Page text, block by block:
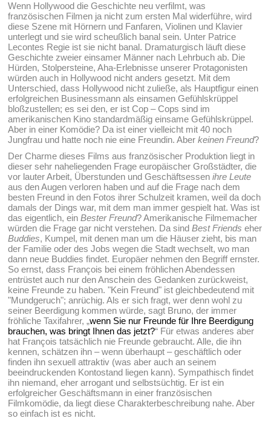
Wenn Hollywood die Geschichte neu verfilmt, was
französischen Filmen ja nicht zum ersten Mal widerführe, wird
diese Szene mit Hörnern und Fanfaren, Violinen und Klavier
unterlegt und sie wird scheußlich banal sein. Unter Patrice
Lecontes Regie ist sie nicht banal. Dramaturgisch läuft diese
Geschichte zweier einsamer Männer nach Lehrbuch ab. Die
Hürden, Stolpersteine, Aha-Erlebnisse unserer Protagonisten
würden auch in Hollywood nicht anders gesetzt. Mit dem
Unterschied, dass Hollywood nicht zuließe, als Hauptfigur einen
erfolgreichen Businessmann als einsamen Gefühlskrüppel
bloßzustellen; es sei den, er ist Cop – Cops sind im
amerikanischen Kino standardmäßig einsame Gefühlskrüppel.
Aber in einer Komödie? Da ist einer vielleicht mit 40 noch
Jungfrau und hatte noch nie eine Freundin. Aberkeinen Freund?
Der Charme dieses Films aus französischer Produktion liegt in
dieser sehr naheliegenden Frage europäischer Großstädter, die
vor lauter Arbeit, Überstunden und Geschäftsessenihre Leute
aus den Augen verloren haben und auf die Frage nach dem
besten Freund in den Fotos ihrer Schulzeit kramen, weil da doch
damals der Dings war, mit dem man immer gespielt hat. Was ist
das eigentlich, einBester Freund? Amerikanische Filmemacher
würden die Frage gar nicht verstehen. Da sindBest Friends eher
Buddies, Kumpel, mit denen man um die Häuser zieht, bis man
der Familie oder des Jobs wegen die Stadt wechselt, wo man
dann neue Buddies findet. Europäer nehmen den Begriff ernster.
So ernst, dass François bei einem fröhlichen Abendessen
entrüstet auch nur den Anschein des Gedanken zurückweist,
keine Freunde zu haben. "Kein Freund" ist gleichbedeutend mit
"Mundgeruch"; anrüchig. Als er sich fragt, wer denn wohl zu
seiner Beerdigung kommen würde, sagt Bruno, der immer
fröhliche Taxifahrer, „wenn Sie nur Freunde für Ihre Beerdigung
brauchen, was bringt Ihnen das jetzt?“ Für etwas anderes aber
hat François tatsächlich nie Freunde gebraucht. Alle, die ihn
kennen, schätzen ihn – wenn überhaupt – geschäftlich oder
finden ihn sexuell attraktiv (was aber auch an seinem
beeindruckenden Kontostand liegen kann). Sympathisch findet
ihn niemand, eher arrogant und selbstsüchtig. Er ist ein
erfolgreicher Geschäftsmann in einer französischen
Filmkomödie, da liegt diese Charakterbeschreibung nahe. Aber
so einfach ist es nicht.